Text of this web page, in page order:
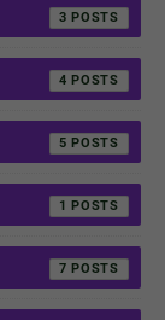
3
4
5
1
7